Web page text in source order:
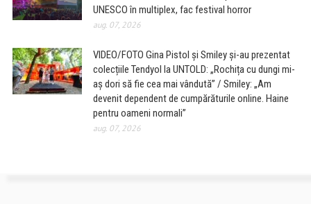
UNESCO în multiplex, fac festival horror
aug. 07, 2026
VIDEO/FOTO Gina Pistol și Smiley și-au prezentat
colecțiile Tendyol la UNTOLD: „Rochița cu dungi mi-
aș dori să fie cea mai vândută” / Smiley: „Am
devenit dependent de cumpărăturile online. Haine
pentru oameni normali”
aug. 07, 2026